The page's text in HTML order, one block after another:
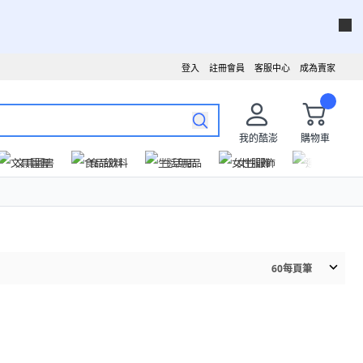
成為賣家
客服中心
註冊會員
登入
我的酷澎
購物車
文具圖書
食品飲料 生活用品 女性服飾
60每頁筆